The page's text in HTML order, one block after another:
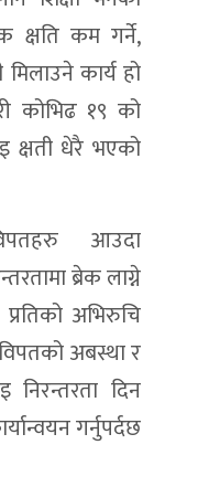
क्षति कम गर्ने,
कार्य हो
कोभिढ १९ को
क्षती धेरै भएको
आउदा
ब्रेक लाग्ने
अभिरुचि
अबस्था र
निरन्तरता दिन
गर्नुपर्दछ